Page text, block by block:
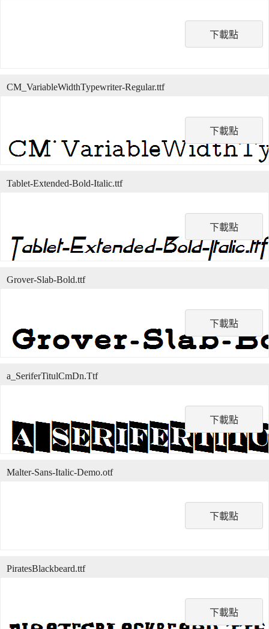
下載點
下載點
CM_VariableWidthTypewriter-Regular.ttf
下載點
Tablet-Extended-Bold-Italic.ttf
下載點
Grover-Slab-Bold.ttf
下載點
a_SeriferTitulCmDn.Ttf
下載點
Malter-Sans-Italic-Demo.otf
下載點
PiratesBlackbeard.ttf